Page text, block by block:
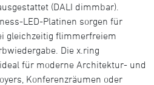
(DALI dimmbar).
LED-Platinen sorgen für
gleichzeitig flimmerfreiem
Die x.ring
für moderne Architektur- und
Konferenzräumen oder